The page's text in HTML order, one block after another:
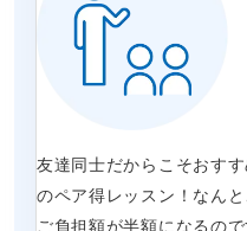
友達同士だからこそおす
のペア得レッスン！なん
ご負担額が半額になるので